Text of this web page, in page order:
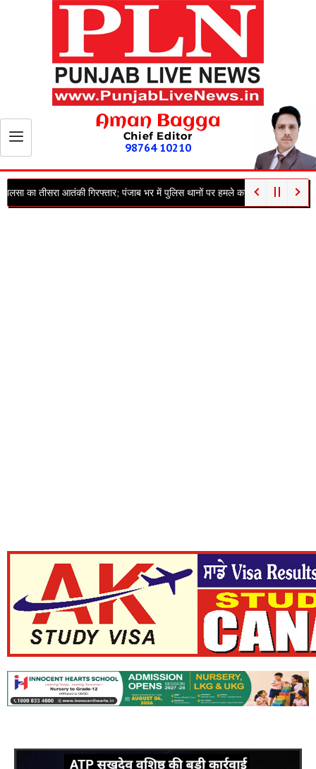
Aman Bagga
Chief Editor
98764 10210
गिरफ्तार; पंजाब भर में पुलिस थानों पर हमले का था नापाक मंसूबा पंजाब में खूनी खेल,